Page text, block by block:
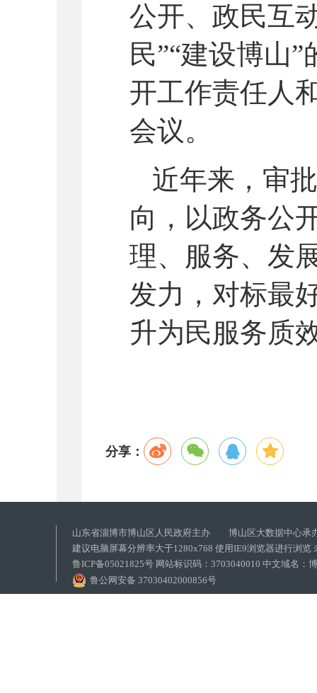
公开、政民互
民”“建设博山”
开工作责任人
会议。
近年来， 审
向，以政务公
理、服务、发
发力，对标最
升为民服务质
分享：
山东省淄博市博山区人民政府主办 博山区大数据中心承
建议电脑屏幕分辨率大于1280x768 使用IE9浏览器进行浏览
鲁ICP备05021825号 网站标识码：3703040010 中文域名：
鲁公网安备 37030402000856号